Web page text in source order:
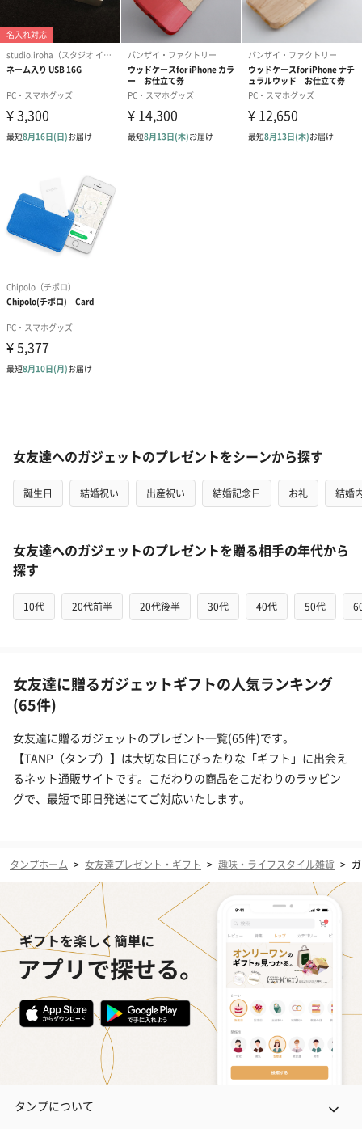
女友達へのガジェットのプレゼントをシーンから探す
誕生日 結婚祝い 出産祝い 結婚記念日 お礼 結婚
女友達へのガジェットのプレゼントを贈る相手の年代から
探す
10代 20代前半 20代後半 30代 40代 50代
女友達に贈るガジェットギフトの人気ランキング
(65件)
女友達に贈るガジェットのプレゼント一覧(65件)です。
【TANP（タンプ）】は大切な日にぴったりな「ギフト」に出会え
るネット通販サイトです。こだわりの商品をこだわりのラッピン
グで、最短で即日発送にてご対応いたします。
タンプホーム > 女友達プレゼント・ギフト > 趣味・ライフスタイル雑貨 >
タンプについて